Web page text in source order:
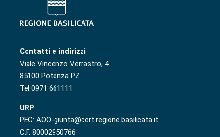
Contatti e indirizzi
Viale Vincenzo Verrastro, 4
85100 Potenza PZ
Tel 0971 661111
URP
PEC: AOO-giunta@cert.regione.basilicata.it
C.F. 80002950766